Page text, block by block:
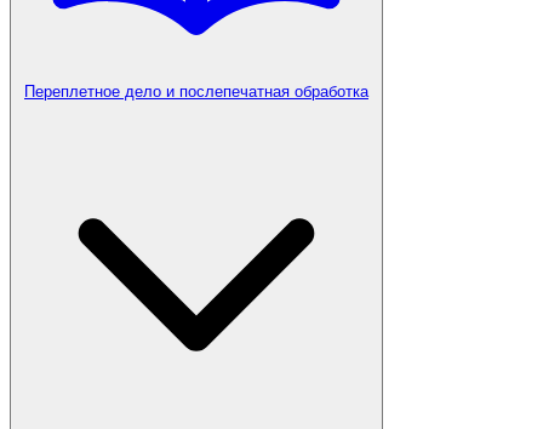
Переплетное дело и послепечатная обработка